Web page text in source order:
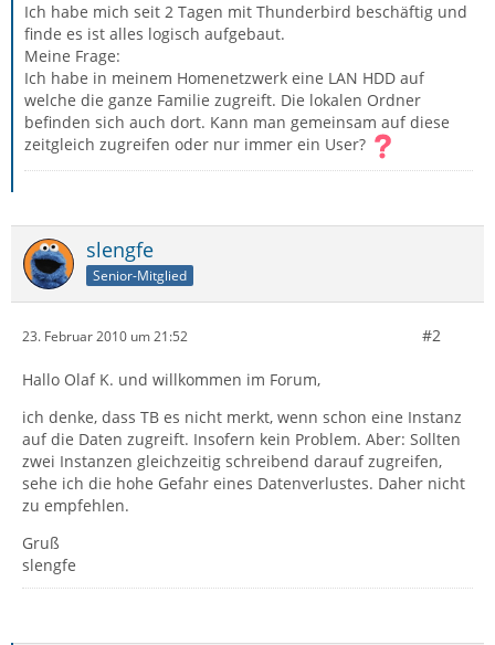
Ich habe mich seit 2 Tagen mit Thunderbird beschäftig und
finde es ist alles logisch aufgebaut.
Meine Frage:
Ich habe in meinem Homenetzwerk eine LAN HDD auf
welche die ganze Familie zugreift. Die lokalen Ordner
befinden sich auch dort. Kann man gemeinsam auf diese
zeitgleich zugreifen oder nur immer ein User?
slengfe
Senior-Mitglied
23. Februar 2010 um 21:52 #2
Hallo Olaf K. und willkommen im Forum,
ich denke, dass TB es nicht merkt, wenn schon eine Instanz
auf die Daten zugreift. Insofern kein Problem. Aber: Sollten
zwei Instanzen gleichzeitig schreibend darauf zugreifen,
sehe ich die hohe Gefahr eines Datenverlustes. Daher nicht
zu empfehlen.
Gruß
slengfe